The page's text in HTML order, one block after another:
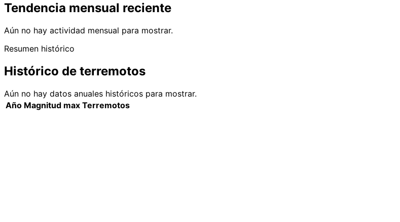
Tendencia mensual reciente
Aún no hay actividad mensual para mostrar.
Resumen histórico
Histórico de terremotos
Aún no hay datos anuales históricos para mostrar.
Año Magnitud max Terremotos